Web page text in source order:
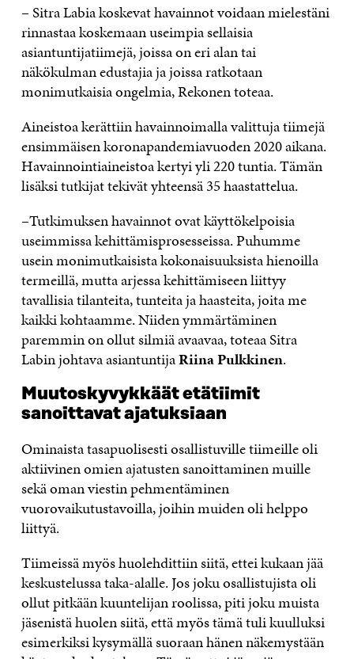
– Sitra Labia koskevat havainnot voidaan mielestäni
rinnastaa koskemaan useimpia sellaisia
asiantuntijatiimejä, joissa on eri alan tai
näkökulman edustajia ja joissa ratkotaan
monimutkaisia ongelmia, Rekonen toteaa.
Aineistoa kerättiin havainnoimalla valittuja tiimejä
ensimmäisen koronapandemiavuoden 2020 aikana.
Havainnointiaineistoa kertyi yli 220 tuntia. Tämän
lisäksi tutkijat tekivät yhteensä 35 haastattelua.
–Tutkimuksen havainnot ovat käyttökelpoisia
useimmissa kehittämisprosesseissa. Puhumme
usein monimutkaisista kokonaisuuksista hienoilla
termeillä, mutta arjessa kehittämiseen liittyy
tavallisia tilanteita, tunteita ja haasteita, joita me
kaikki kohtaamme. Niiden ymmärtäminen
paremmin on ollut silmiä avaavaa, toteaa Sitra
Labin johtava asiantuntijaRiina Pulkkinen.
Muutoskyvykkäät etätiimit
sanoittavat ajatuksiaan
Ominaista tasapuolisesti osallistuville tiimeille oli
aktiivinen omien ajatusten sanoittaminen muille
sekä oman viestin pehmentäminen
vuorovaikutustavoilla, joihin muiden oli helppo
liittyä.
Tiimeissä myös huolehdittiin siitä, ettei kukaan jää
keskustelussa taka-alalle. Jos joku osallistujista oli
ollut pitkään kuuntelijan roolissa, piti joku muista
jäsenistä huolen siitä, että myös tämä tuli kuulluksi
esimerkiksi kysymällä suoraan hänen näkemystään